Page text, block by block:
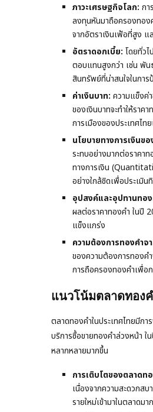
ภาวะเศรษฐกิจโลก: กา
ลงทุนหันมาถือครองทอง
จากอัตราเงินเฟ้อที่สูง แ
อัตราดอกเบี้ย: โดยทั่ว
ตอบแทนสูงกว่า เช่น พัน
สินทรัพย์ที่น่าสนใจในกา
ค่าเงินบาท: ความแข็งค่
ของเงินบาทจะทำให้ราค
การเมืองของประเทศไท
นโยบายทางการเงินข
ระทบอย่างมากต่อราคา
ทางการเงิน
อย่างใกล้ชิดเพื่อประเมิน
อุปสงค์และอุปทานทอ
ผลต่อราคาทองคำ ในปี
แข็งแกร่ง
ความต้องการทองคำจ
ของความต้องการทองค
การถือครองทองคำเพื่อ
แนวโน้มตลาดทอง
ตลาดทองคำในประเทศไทยมีก
บริการซื้อขายทองคำล่วงหน้า
หลากหลายมากขึ้น
การเติบโตของตลาดท
เนื่องจากความสะดวกส
รายใหม่เข้ามาในตลาดมา